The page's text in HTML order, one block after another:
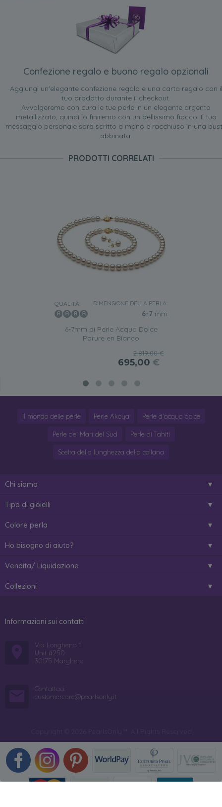
Confezione regalo e buono regalo opzionali
Aggiungi un'elegante confezione regalo e una carta regalo con il
tuo prodotto durante il checkout.
Avvolgeremo con cura le tue perle in un elegante argento
metallizzato, quindi lo finiremo con un bellissimo fiocco. Il tuo
messaggio personale sarà scritto a mano e racchiuso in una
abbinata.
PRODOTTI CORRELATI
QUALITÀ: DIMENSIONE DELLA PERLA:
6-7 mm
6-7mm di Perle Acqua Dolce
Parure en Bianco
2.819,00 €
695,00 €
Il mondo delle perle Perle Akoya Perle d'acqua dolce
Perle dei Mari del Sud Perle di Tahiti
Scelta della lunghezza della collana
Chi siamo
Tipo di gioielli
Colore perla
Ho bisogno di aiuto?
Vendita/ Liquidazione
Collezioni
Informazioni sui contatti
Via Longhena 1
Unit #250
30175 Marghera
Contattaci:
customercare@pearlsonly.it